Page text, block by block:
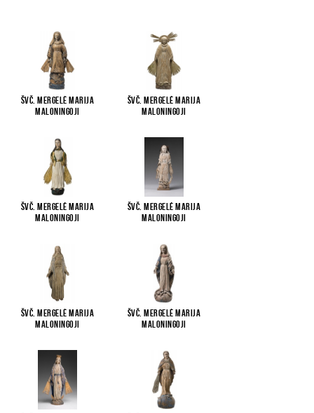
Švč. Mergelė Marija
Maloningoji
Švč. Mergelė Marija
Maloningoji
Švč. Mergelė Marija
Maloningoji
Švč. Mergelė Marija
Maloningoji
Švč. Mergelė Marija
Maloningoji
Švč. Mergelė Marija
Maloningoji